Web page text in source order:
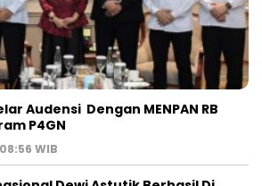
Audensi Dengan MENPAN RB
P4GN
WIB